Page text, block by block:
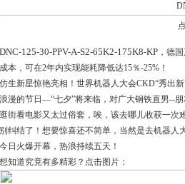
DNC-125-30-PPV-A-S2-65K2-175K8-KP ，德
成本，可在2年内实现能耗降低达15％-25%！
仿生新星惊艳亮相！世界机器人大会CKD“秀出
浪漫的节日—“七夕”将来临，对广大钢铁直男--
逛街看电影又太过俗套，唉，该去哪儿收获一次
别纠结了！想要惊喜还不简单，当然是去机器人
今日火爆开幕，热浪持续五天！
想知道究竟有多精彩？点击图片：